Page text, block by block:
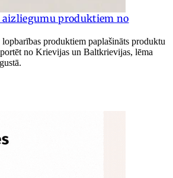
produktiem no
produktiem paplašināts produktu
no Krievijas un Baltkrievijas, lēma